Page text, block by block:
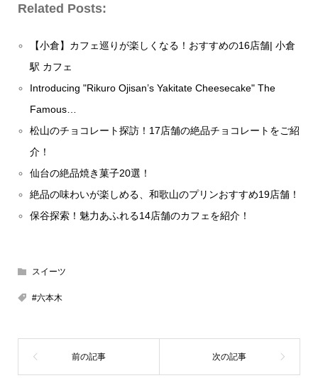
Related Posts:
【小倉】カフェ巡りが楽しくなる！おすすめの16店舗| 小倉
駅 カフェ
Introducing "Rikuro Ojisan’s Yakitate Cheesecake" The
Famous…
松山のチョコレート探訪！17店舗の絶品チョコレートをご紹
介！
仙台の絶品焼き菓子20選！
絶品の味わいが楽しめる、和歌山のプリンおすすめ19店舗！
保谷探索！魅力あふれる14店舗のカフェを紹介！
スイーツ
#六本木